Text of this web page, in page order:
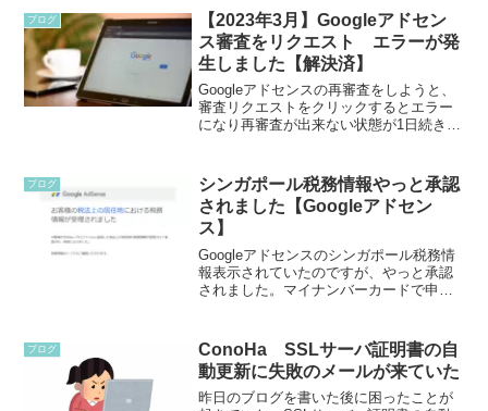
ブログ
【2023年3月】Googleアドセン
ス審査をリクエスト エラーが発
生しました【解決済】
Googleアドセンスの再審査をしようと、
審査リクエストをクリックするとエラー
になり再審査が出来ない状態が1日続きま
が出てきて、審査リクエストのボタンを
クリックしても...
ブログ
シンガポール税務情報やっと承認
されました【Googleアドセン
ス】
Googleアドセンスのシンガポール税務情
報表示されていたのですが、やっと承認
されました。マイナンバーカードで申請
認にならず、税務署に居住者証明書を取
りに行ってきました...
ブログ
ConoHa SSLサーバ証明書の自
動更新に失敗のメールが来ていた
昨日のブログを書いた後に困ったことが